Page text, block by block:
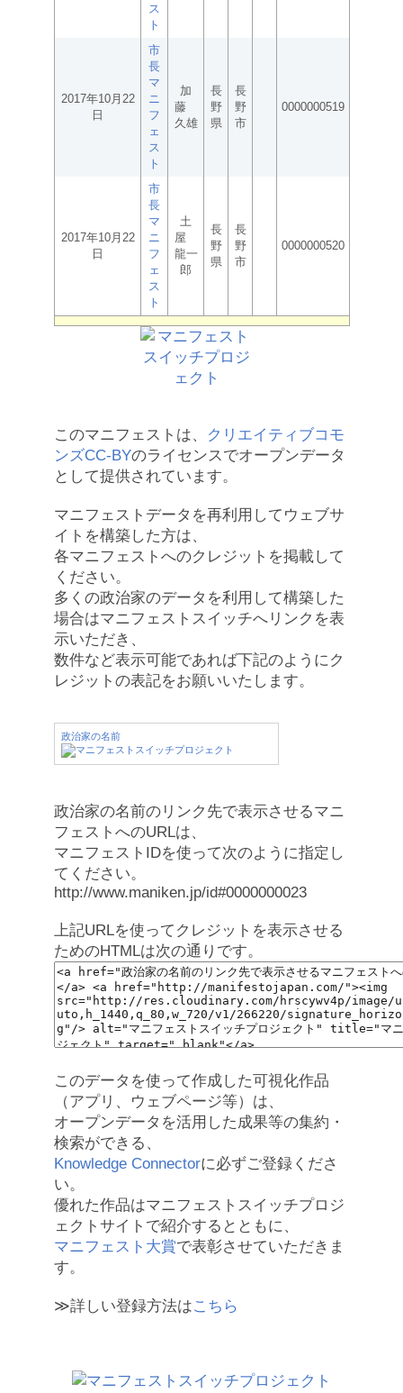
ス
ト
2017年10月22
日
市
長
マ
ニ
フ
ェ
ス
ト
加
藤
久雄
長
野
県
長
野
市
0000000519
2017年10月22
日
市
長
マ
ニ
フ
ェ
ス
ト
土
屋
龍一
郎
長
野
県
長
野
市
0000000520
このマニフェストは、
クリエイティブコモ
ンズCC-BYのライセンスでオープンデータ
として提供されています。
マニフェストデータを再利用してウェブサ
イトを構築した方は、
各マニフェストへのクレジットを掲載して
ください。
多くの政治家のデータを利用して構築した
場合はマニフェストスイッチへリンクを表
示いただき、
数件など表示可能であれば下記のようにク
レジットの表記をお願いいたします。
政治家の名前
政治家の名前のリンク先で表示させるマニ
フェストへのURLは、
マニフェストIDを使って次のように指定し
てください。
http://www.maniken.jp/id#0000000023
上記URLを使ってクレジットを表示させる
ためのHTMLは次の通りです。
このデータを使って作成した可視化作品
（アプリ、ウェブページ等）は、
オープンデータを活用した成果等の集約・
検索ができる、
Knowledge Connectorに必ずご登録くださ
い。
優れた作品はマニフェストスイッチプロジ
ェクトサイトで紹介するとともに、
マニフェスト大賞で表彰させていただきま
す。
≫詳しい登録方法はこちら